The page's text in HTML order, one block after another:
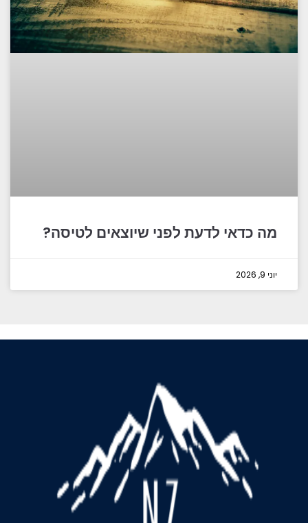
מה כדאי לדעת לפני שיוצאים לטיסה?
יוני 9, 2026